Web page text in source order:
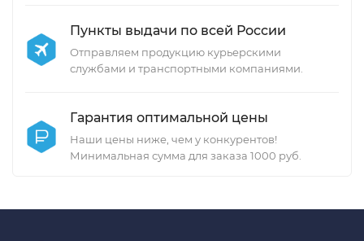
Пункты выдачи по всей России
Отправляем продукцию курьерскими
службами и транспортными компаниями.
Гарантия оптимальной цены
Наши цены ниже, чем у конкурентов!
Минимальная сумма для заказа 1000 руб.